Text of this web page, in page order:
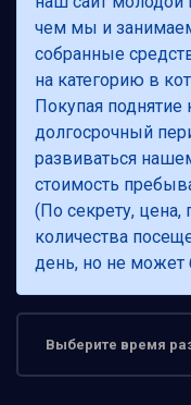
чем мы и
собранные
на категорию в
Покупая поднятие
долгосрочный
развиваться
стоимость
(По секрету, цена,
количества
день, но не может